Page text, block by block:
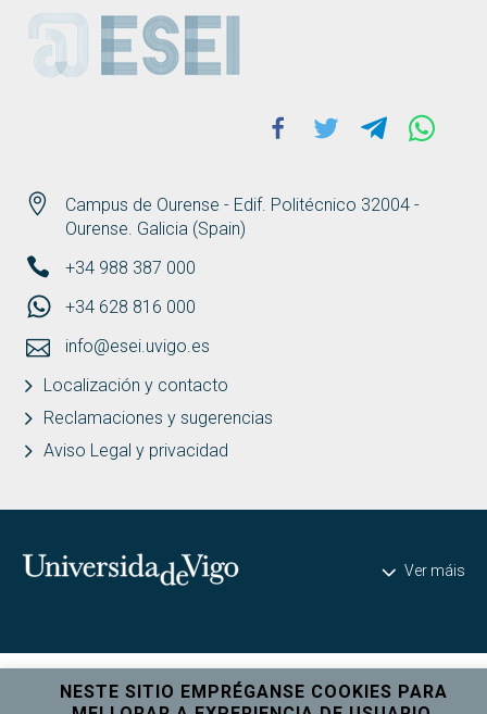
ESEI
Campus de Ourense - Edif. Politécnico 32004 -
Ourense. Galicia (Spain)
+34 988 387 000
+34 628 816 000
info@esei.uvigo.es
Localización y contacto
Reclamaciones y sugerencias
Aviso Legal y privacidad
Facebook
Twitter Telegram
Universidade de Vigo Ver máis
NESTE SITIO EMPRÉGANSE COOKIES PARA